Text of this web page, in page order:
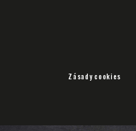
Zásady cookies